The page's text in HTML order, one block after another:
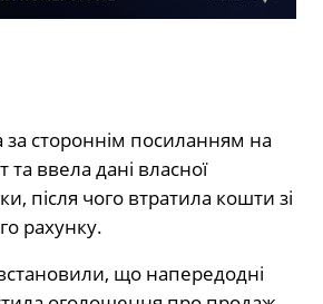
стороннім посиланням на
ввела дані власної
після чого втратила кошти зі
рахунку.
що напередодні